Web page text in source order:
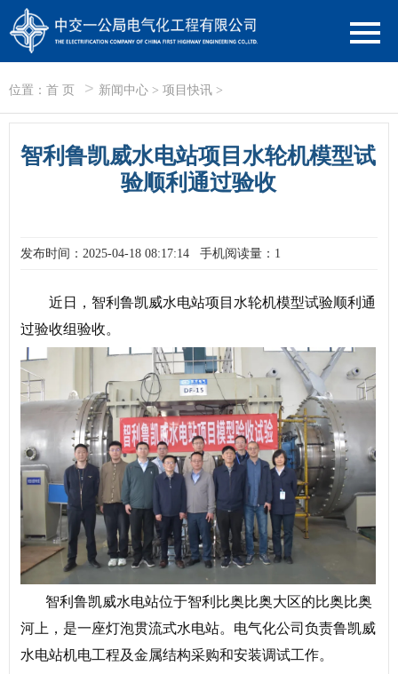
位置： 首 页 > 新闻中心 > 项目快讯 >
智利鲁凯威水电站项目水轮机模型试
验顺利通过验收
发布时间：2025-04-18 08:17:14 手机阅读量：1
近日，智利鲁凯威水电站项目水轮机模型试验顺利通
过验收组验收。
智利鲁凯威水电站位于智利比奥比奥大区的比奥比奥
河上，是一座灯泡贯流式水电站。电气化公司负责鲁凯威
水电站机电工程及金属结构采购和安装调试工作。